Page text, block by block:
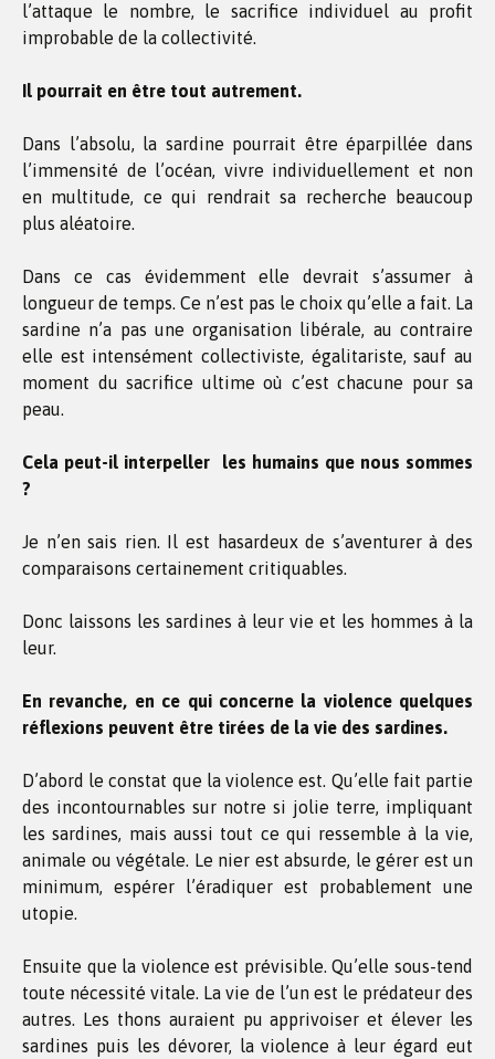
l’attaque le nombre, le sacrifice individuel au profit
improbable de la collectivité.
Il pourrait en être tout autrement.
Dans l’absolu, la sardine pourrait être éparpillée dans
l’immensité de l’océan, vivre individuellement et non
en multitude, ce qui rendrait sa recherche beaucoup
plus aléatoire.
Dans ce cas évidemment elle devrait s’assumer à
longueur de temps. Ce n’est pas le choix qu’elle a fait. La
sardine n’a pas une organisation libérale, au contraire
elle est intensément collectiviste, égalitariste, sauf au
moment du sacrifice ultime où c’est chacune pour sa
peau.
Cela peut-il interpeller les humains que nous sommes
?
Je n’en sais rien. Il est hasardeux de s’aventurer à des
comparaisons certainement critiquables.
Donc laissons les sardines à leur vie et les hommes à la
leur.
En revanche, en ce qui concerne la violence quelques
réflexions peuvent être tirées de la vie des sardines.
D’abord le constat que la violence est. Qu’elle fait partie
des incontournables sur notre si jolie terre, impliquant
les sardines, mais aussi tout ce qui ressemble à la vie,
animale ou végétale. Le nier est absurde, le gérer est un
minimum, espérer l’éradiquer est probablement une
utopie.
Ensuite que la violence est prévisible. Qu’elle sous-tend
toute nécessité vitale. La vie de l’un est le prédateur des
autres. Les thons auraient pu apprivoiser et élever les
sardines puis les dévorer, la violence à leur égard eut